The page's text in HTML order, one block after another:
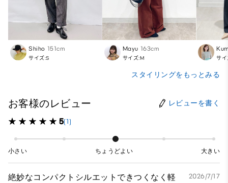
Shiho 151cm
サイズ:S
Mayu 163cm
サイズ:M サイ
スタイリングをもっとみる
お客様のレビュー レビューを書く
5(1)
小さい ちょうどよい 大きい
絶妙なコンパクトシルエットできつくなく軽 2026/7/17